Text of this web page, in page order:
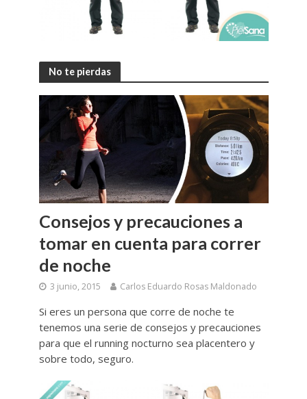
No te pierdas
Consejos y precauciones a
tomar en cuenta para correr
de noche
3 junio, 2015 Carlos Eduardo Rosas Maldonado
Si eres un persona que corre de noche te
tenemos una serie de consejos y precauciones
para que el running nocturno sea placentero y
sobre todo, seguro.